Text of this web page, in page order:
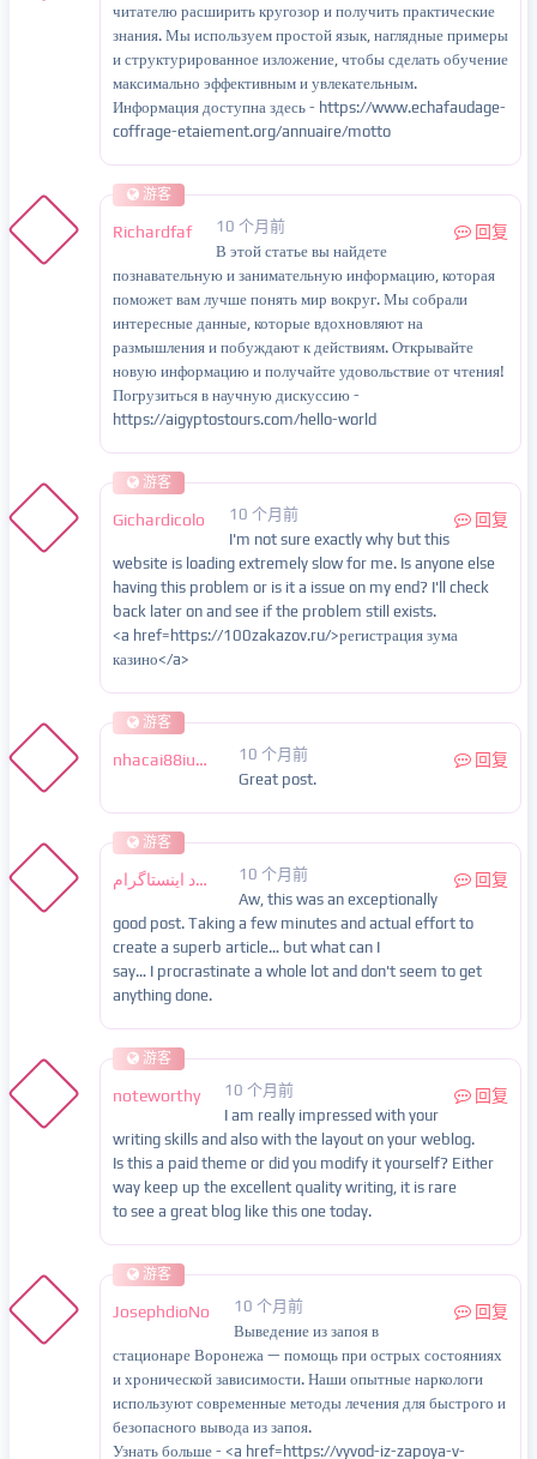
читателю расширить кругозор и получить практические
знания. Мы используем простой язык, наглядные примеры
и структурированное изложение, чтобы сделать обучение
максимально эффективным и увлекательным.
Информация доступна здесь - https://www.echafaudage-
coffrage-etaiement.org/annuaire/motto
游客
回复
Richardfaf
10 个月前
В этой статье вы найдете
познавательную и занимательную информацию, которая
поможет вам лучше понять мир вокруг. Мы собрали
интересные данные, которые вдохновляют на
размышления и побуждают к действиям. Открывайте
новую информацию и получайте удовольствие от чтения!
Погрузиться в научную дискуссию -
https://aigyptostours.com/hello-world
游客
回复
Gichardicolo
10 个月前
I'm not sure exactly why but this
website is loading extremely slow for me. Is anyone else
having this problem or is it a issue on my end? I'll check
back later on and see if the problem still exists.
<a href=https://100zakazov.ru/>регистрация зума
казино</a>
游客
回复
nhacai88iuknet
10 个月前
Great post.
游客
回复 دانلود اینستاگرام
10 个月前
Aw, this was an exceptionally
good post. Taking a few minutes and actual effort to
create a superb article… but what can I
say… I procrastinate a whole lot and don't seem to get
anything done.
游客
回复
noteworthy
10 个月前
I am really impressed with your
writing skills and also with the layout on your weblog.
Is this a paid theme or did you modify it yourself? Either
way keep up the excellent quality writing, it is rare
to see a great blog like this one today.
游客
回复
JosephdioNo
10 个月前
Выведение из запоя в
стационаре Воронежа — помощь при острых состояниях
и хронической зависимости. Наши опытные наркологи
используют современные методы лечения для быстрого и
безопасного вывода из запоя.
Узнать больше - <a href=https://vyvod-iz-zapoya-v-